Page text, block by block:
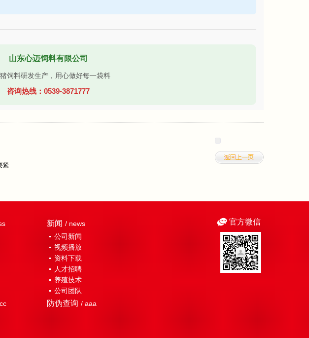
山东心迈饲料有限公司
饲料研发生产，用心做好每一袋料
咨询热线：0539-3871777
紧
新闻 / news
公司新闻
视频播放
资料下载
人才招聘
养殖技术
公司团队
防伪查询 / aaa
官方微信